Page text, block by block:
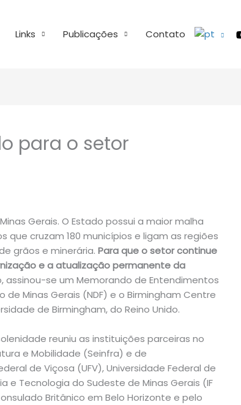
Links Publicações Contato
para o setor
Gerais. O Estado possui a maior malha
que cruzam 180 municípios e ligam as regiões
grãos e minerária. Para que o setor continue
e a atualização permanente da
assinou-se um Memorando de Entendimentos
Minas Gerais (NDF) e o Birmingham Centre
de Birmingham, do Reino Unido.
reuniu as instituições parceiras no
e Mobilidade (Seinfra) e de
de Viçosa (UFV), Universidade Federal de
e Tecnologia do Sudeste de Minas Gerais (IF
Britânico em Belo Horizonte e pelo